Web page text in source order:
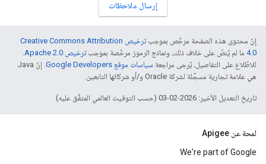
إرسال ملاحظات
إنّ محتوى هذه الصفحة مرخّص بموجب
ترخيص Creative Commons Attribution
4.0‏ ما لم يُنصّ على خلاف ذلك، ونماذج الرموز مرخّصة بموجبترخيص Apache 2.0‏
.
للاطّلاع على التفاصيل، يُرجى مراجعة سياسات موقع Google Developers‏
. إنّ Java
هي علامة تجارية مسجَّلة لشركة Oracle و/أو شركائها التابعين.
تاريخ التعديل الأخير: 2026-02-03 (حسب التوقيت العالمي المتفَّق عليه)
لمحة عن Apigee
We're part of Google